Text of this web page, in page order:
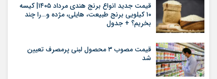
قیمت جدید انواع برنج هندی مرداد ۱۴۰۵| کیسه
۱۰ کیلویی برنج طبیعت، هایلی، مژده و…را چند
بخریم؟ + جدول
قیمت مصوب ۳ محصول لبنی پرمصرف تعیین
شد